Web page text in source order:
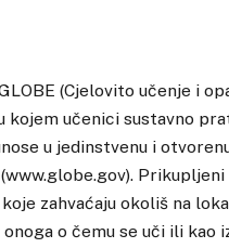
(Cjelovito učenje i
kojem učenici sustavno
u jedinstvenu i
zahvaćaju okoliš na
o čemu se uči ili